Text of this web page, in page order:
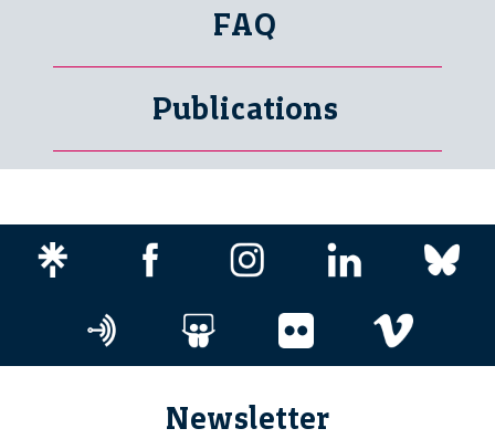
FAQ
Publications
Newsletter